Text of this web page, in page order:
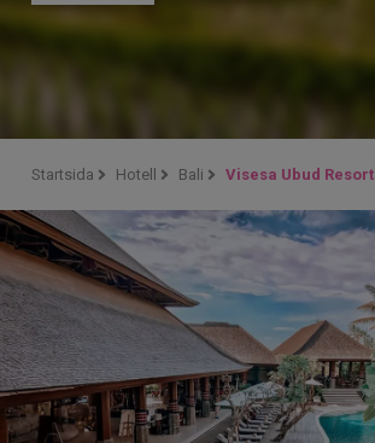
Startsida Hotell Bali Visesa Ubud Resort